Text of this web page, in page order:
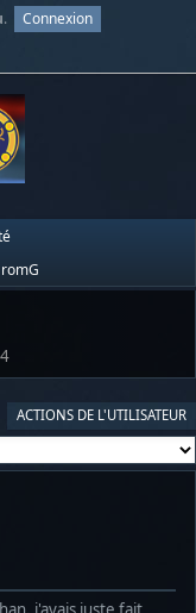
.
Connexion
ACTIONS DE L'UTILISATEUR